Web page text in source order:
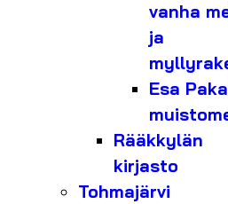
vanha
ja
Esa
Rääkkylän
kirjasto
Tohmajärvi